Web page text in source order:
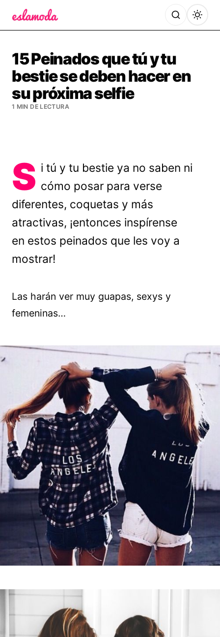
15 Peinados que tú y tu
bestie se deben hacer en
su próxima selfie
1 MIN DE LECTURA
S i tú y tu bestie ya no saben ni
cómo posar para verse
diferentes, coquetas y más
atractivas, ¡entonces inspírense
en estos peinados que les voy a
mostrar!
Las harán ver muy guapas, sexys y
femeninas…